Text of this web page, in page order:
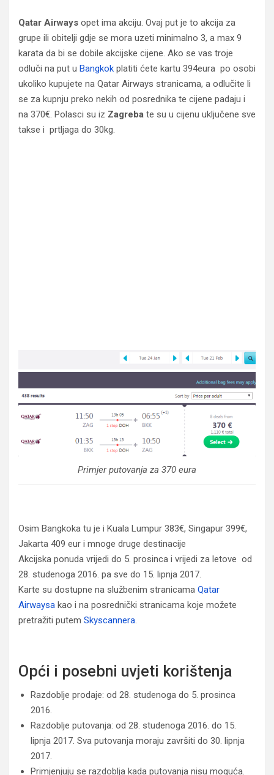
Qatar Airways opet ima akciju. Ovaj put je to akcija za
grupe ili obitelji gdje se mora uzeti minimalno 3, a max 9
karata da bi se dobile akcijske cijene. Ako se vas troje
odluči na put u Bangkok platiti ćete kartu 394eura po osobi
ukoliko kupujete na Qatar Airways stranicama, a odlučite li
se za kupnju preko nekih od posrednika te cijene padaju i
na 370€. Polasci su iz Zagreba te su u cijenu uključene sve
takse i prtljaga do 30kg.
Primjer putovanja za 370 eura
Osim Bangkoka tu je i Kuala Lumpur 383€, Singapur 399€,
Jakarta 409 eur i mnoge druge destinacije
Akcijska ponuda vrijedi do 5. prosinca i vrijedi za letove od
28. studenoga 2016. pa sve do 15. lipnja 2017.
Karte su dostupne na službenim stranicama Qatar
Airwaysa kao i na posrednički stranicama koje možete
pretražiti putem Skyscannera.
Opći i posebni uvjeti korištenja
Razdoblje prodaje: od 28. studenoga do 5. prosinca
2016.
Razdoblje putovanja: od 28. studenoga 2016. do 15.
lipnja 2017. Sva putovanja moraju završiti do 30. lipnja
2017.
Primjenjuju se razdoblja kada putovanja nisu moguća.